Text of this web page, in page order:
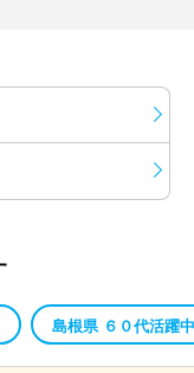
島根県 ６０代活躍中